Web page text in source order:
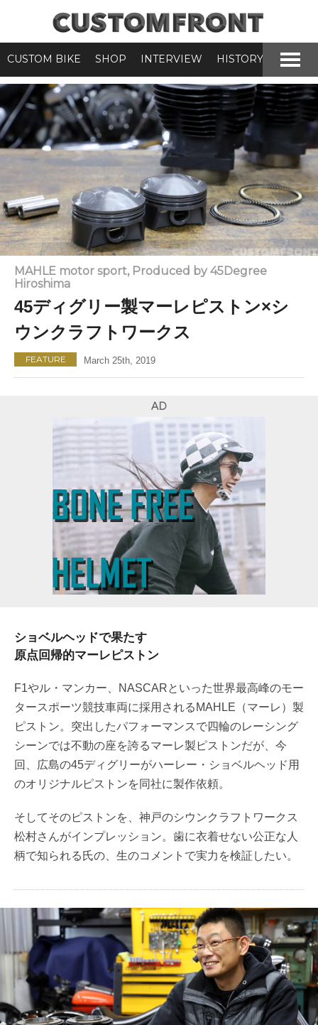
CUSTOM BIKE SHOP INTERVIEW HISTORY
MAHLE motor sport, Produced by 45Degree
Hiroshima
45ディグリー製マーレピストン×シ
ウンクラフトワークス
FEATURE March 25th, 2019
AD
ショベルヘッドで果たす
原点回帰的マーレピストン
F1やル・マンカー、NASCARといった世界最高峰のモー
タースポーツ競技車両に採用されるMAHLE（マーレ）製
ピストン。突出したパフォーマンスで四輪のレーシング
シーンでは不動の座を誇るマーレ製ピストンだが、今
回、広島の45ディグリーがハーレー・ショベルヘッド用
のオリジナルピストンを同社に製作依頼。
そしてそのピストンを、神戸のシウンクラフトワークス
松村さんがインプレッション。歯に衣着せない公正な人
柄で知られる氏の、生のコメントで実力を検証したい。